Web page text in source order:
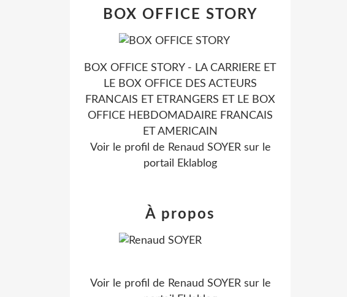
BOX OFFICE STORY
BOX OFFICE STORY - LA CARRIERE ET
LE BOX OFFICE DES ACTEURS
FRANCAIS ET ETRANGERS ET LE BOX
OFFICE HEBDOMADAIRE FRANCAIS
ET AMERICAIN
Voir le profil de Renaud SOYERsur le
portail Eklablog
À propos
Voir le profil de Renaud SOYERsur le